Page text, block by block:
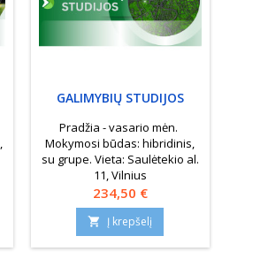
GALIMYBIŲ STUDIJOS
Pradžia - vasario mėn.
Mokymosi būdas: hibridinis,
su grupe. Vieta: Saulėtekio al.
11, Vilnius
Kaina
234,50 €
 Į krepšelį